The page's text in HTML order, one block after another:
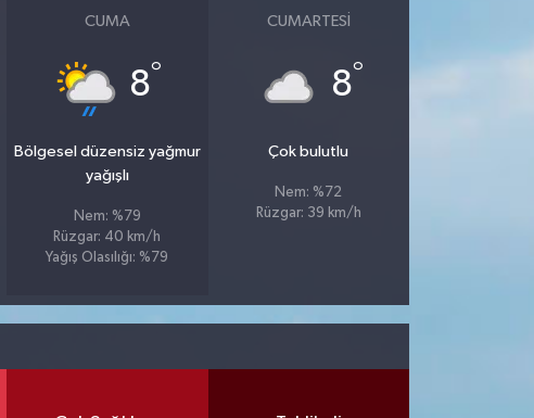
CUMA
8°
Bölgesel düzensiz yağmur
yağışlı
Nem: %79
Rüzgar: 40 km/h
Yağış Olasılığı: %79
CUMARTESI
8°
Çok bulutlu
Nem: %72
Rüzgar: 39 km/h